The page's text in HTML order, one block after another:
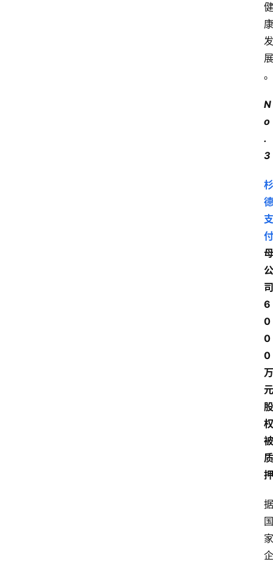
健
康
发
展
。
N
o
.
3
杉
德
支
付
母
公
司
6
0
0
0
万
元
股
权
被
质
押
据
国
家
企